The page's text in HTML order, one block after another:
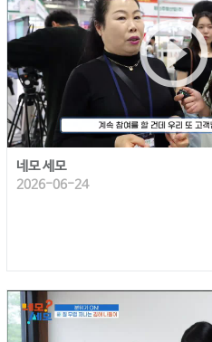
네모 세모
2026-06-24